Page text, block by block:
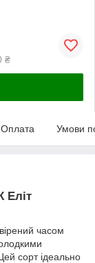
₴
Оплата Умови
Еліт
часом
сорт ідеально